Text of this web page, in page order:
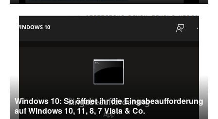
WINDOWS 10
Windows 10: So öffnet ihr die Eingabeaufforderung
auf Windows 10, 11, 8, 7 Vista & Co.